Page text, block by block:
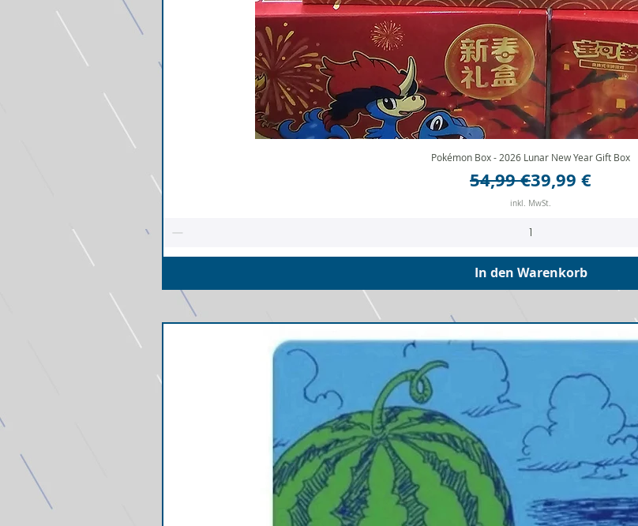
Schnellansicht
Pokémon Box - 2026 Lunar New Year Gift Box
54,99 €Sale-Preis
39,99 €
inkl. MwSt.
In den Warenkorb